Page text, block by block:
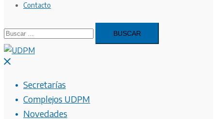
Contacto
Buscar:
Cerrar
Secretarías
Complejos UDPM
Novedades